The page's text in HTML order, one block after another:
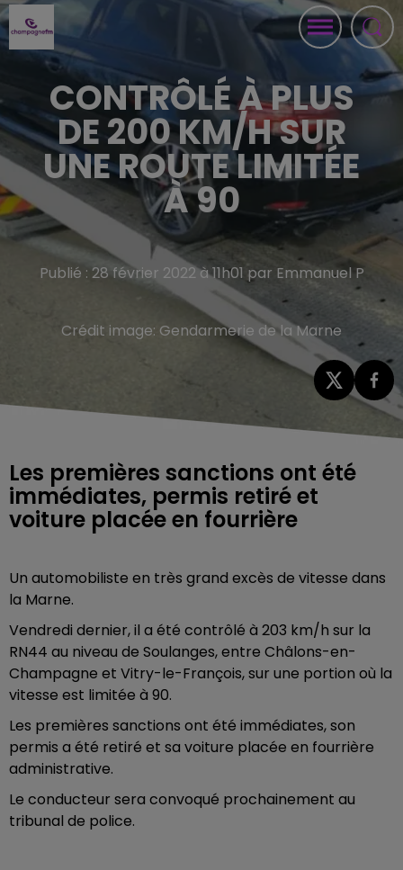
CONTRÔLÉ À PLUS
DE 200 KM/H SUR
UNE ROUTE LIMITÉE
À 90
Publié : 28 février 2022 à 11h01 par Emmanuel P
Crédit image: Gendarmerie de la Marne
Les premières sanctions ont été
immédiates, permis retiré et
voiture placée en fourrière
Un automobiliste en très grand excès de vitesse dans
la Marne.
Vendredi dernier, il a été contrôlé à 203 km/h sur la
RN44 au niveau de Soulanges, entre Châlons-en-
Champagne et Vitry-le-François, sur une portion où la
vitesse est limitée à 90.
Les premières sanctions ont été immédiates, son
permis a été retiré et sa voiture placée en fourrière
administrative.
Le conducteur sera convoqué prochainement au
tribunal de police.